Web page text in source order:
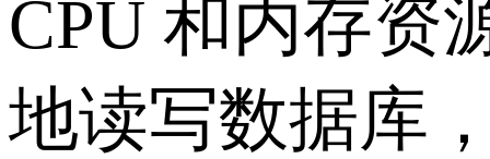
CPU 和内存资
地读写数据库